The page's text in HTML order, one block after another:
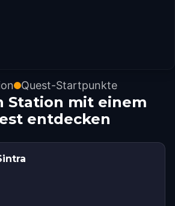
Quest-Startpunkte
Station mit einem
entdecken